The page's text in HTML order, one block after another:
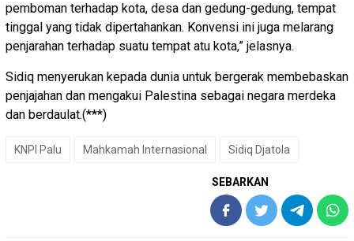
pemboman terhadap kota, desa dan gedung-gedung, tempat
tinggal yang tidak dipertahankan. Konvensi ini juga melarang
penjarahan terhadap suatu tempat atu kota,” jelasnya.
Sidiq menyerukan kepada dunia untuk bergerak membebaskan
penjajahan dan mengakui Palestina sebagai negara merdeka
dan berdaulat.(***)
KNPI Palu Mahkamah Internasional Sidiq Djatola
SEBARKAN